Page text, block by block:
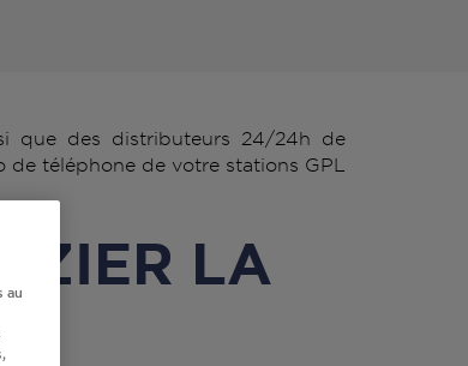
que des distributeurs 24/24h de
téléphone de votre stations GPL
LA
au